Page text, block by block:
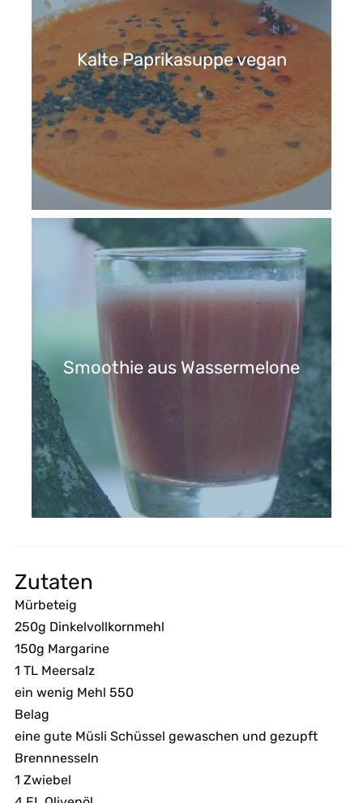
Kalte Paprikasuppe vegan
Smoothie aus Wassermelone
Zutaten
Mürbeteig
250g Dinkelvollkornmehl
150g Margarine
1 TL Meersalz
ein wenig Mehl 550
Belag
eine gute Müsli Schüssel gewaschen und gezupft
Brennnesseln
1 Zwiebel